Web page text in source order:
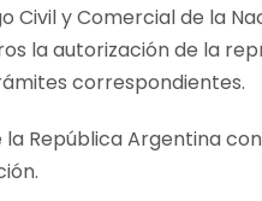
Civil y Comercial de la
la autorización de la
correspondientes.
la República Argentina